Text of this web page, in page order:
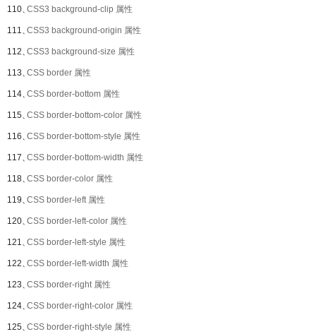
110、CSS3 background-clip 属性
111、CSS3 background-origin 属性
112、CSS3 background-size 属性
113、CSS border 属性
114、CSS border-bottom 属性
115、CSS border-bottom-color 属性
116、CSS border-bottom-style 属性
117、CSS border-bottom-width 属性
118、CSS border-color 属性
119、CSS border-left 属性
120、CSS border-left-color 属性
121、CSS border-left-style 属性
122、CSS border-left-width 属性
123、CSS border-right 属性
124、CSS border-right-color 属性
125、CSS border-right-style 属性